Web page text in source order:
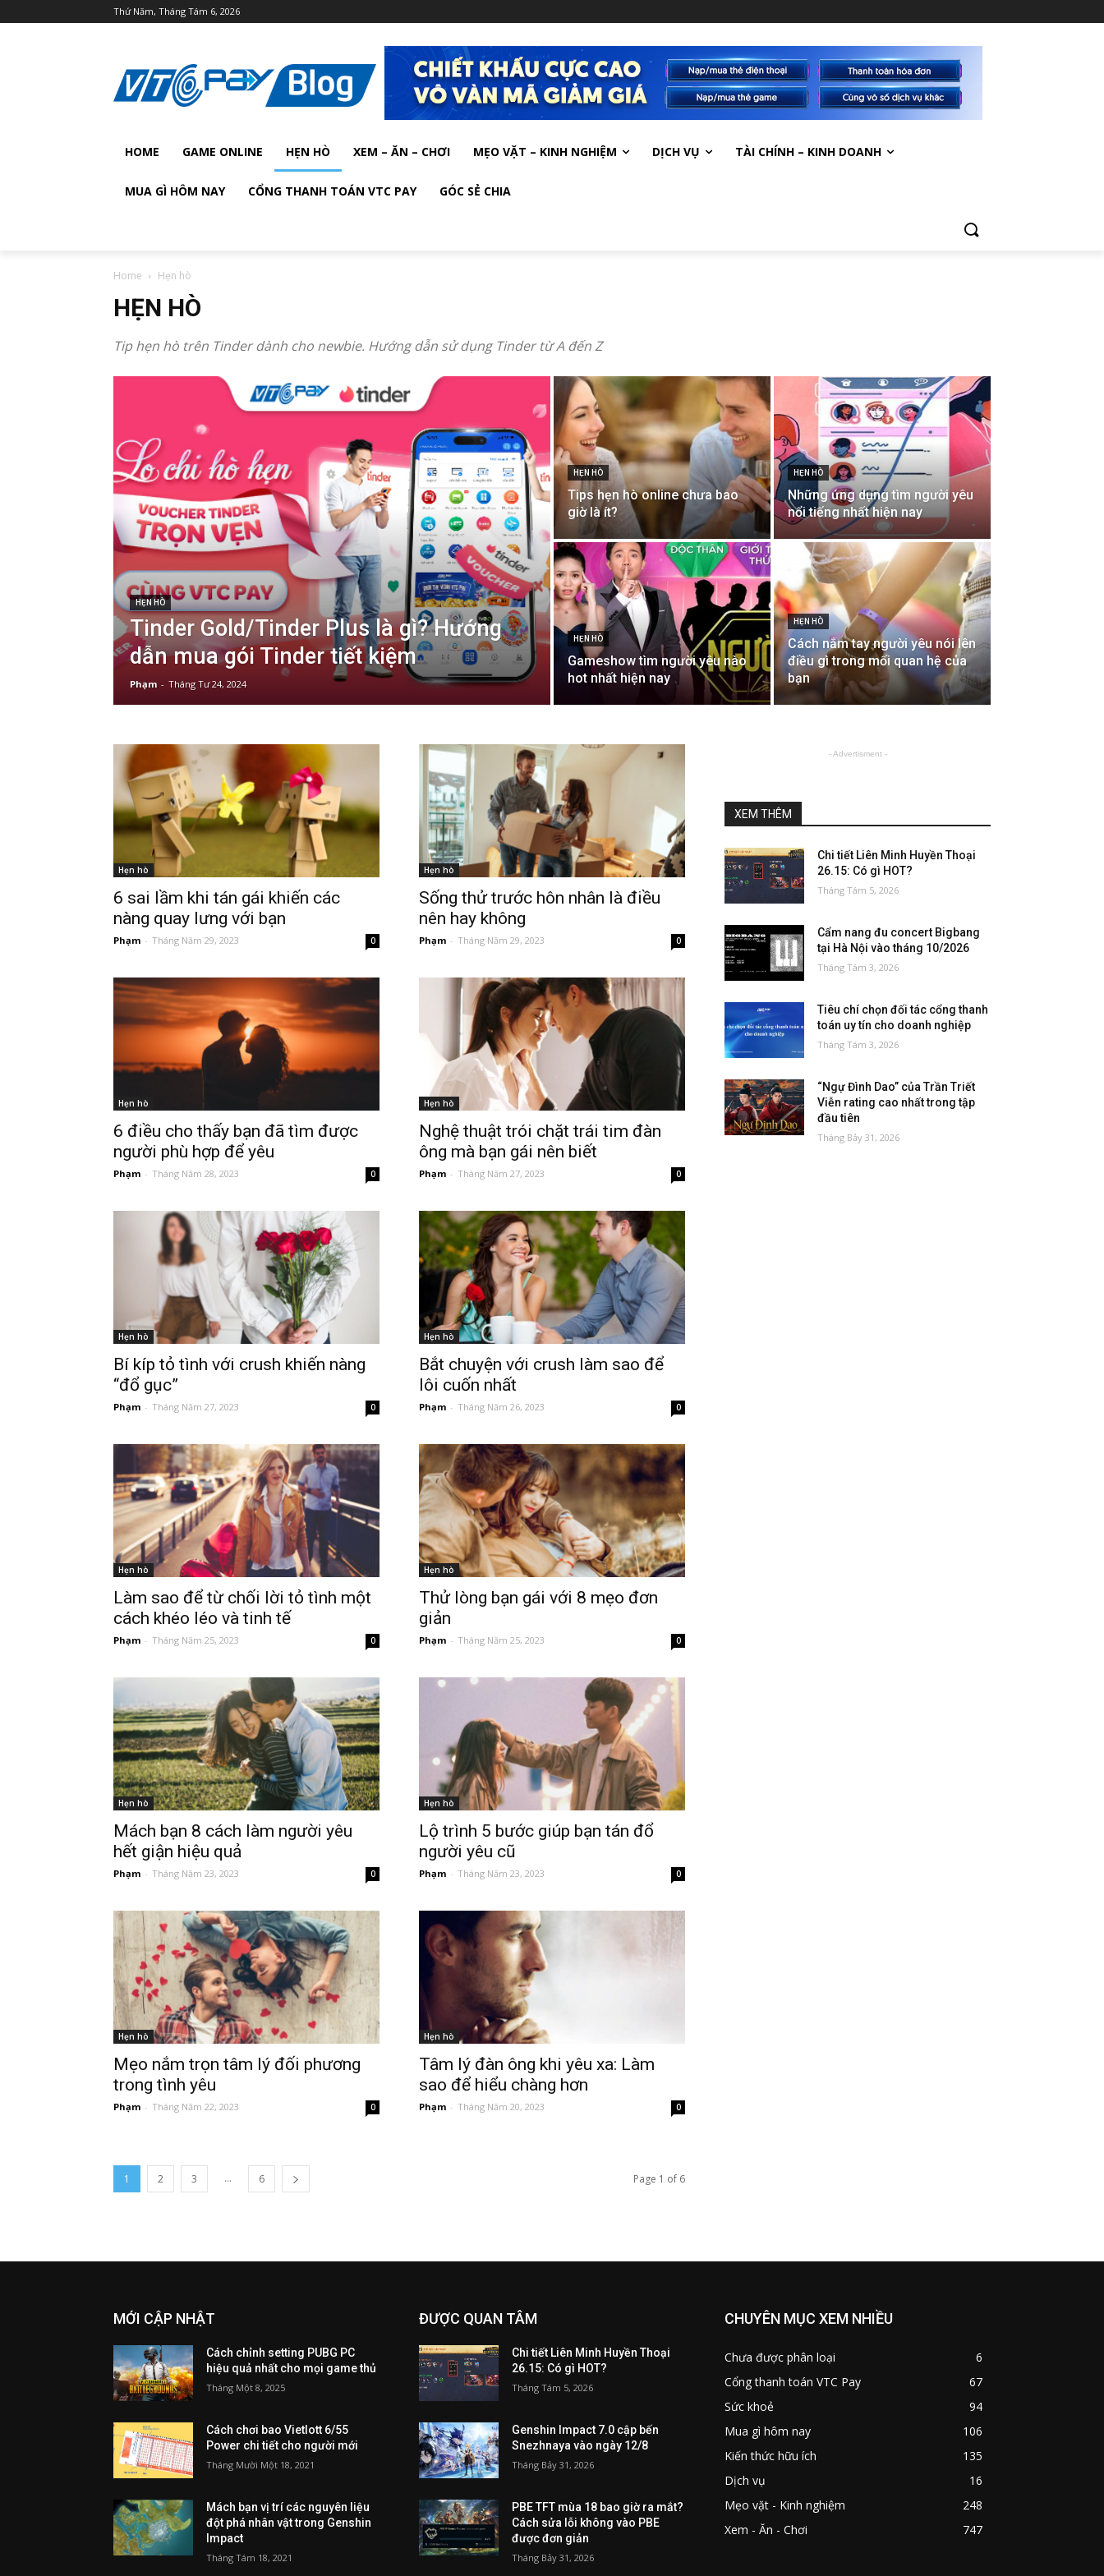
Thứ Năm, Tháng Tám 6, 2026
HOME GAME ONLINE HẸN HÒ XEM – ĂN – CHƠI MẸO VẶT – KINH NGHIỆM DỊCH VỤ TÀI CHÍNH – KINH DOANH
MUA GÌ HÔM NAY CỔNG THANH TOÁN VTC PAY GÓC SẺ CHIA
Home Hẹn hò
HẸN HÒ
Tip hẹn hò trên Tinder dành cho newbie. Hướng dẫn sử dụng Tinder từ A đến Z
HẸN HÒ
Tinder Gold/Tinder Plus là gì? Hướng
dẫn mua gói Tinder tiết kiệm
Phạm - Tháng Tư 24, 2024
HẸN HÒ
Tips hẹn hò online chưa bao
giờ là ít?
HẸN HÒ
Những ứng dụng tìm người yêu
nổi tiếng nhất hiện nay
HẸN HÒ
Gameshow tìm người yêu nào
hot nhất hiện nay
HẸN HÒ
Cách nắm tay người yêu nói lên
điều gì trong mối quan hệ của
bạn
Hẹn hò
6 sai lầm khi tán gái khiến các
nàng quay lưng với bạn
Phạm - Tháng Năm 29, 2023 0
Hẹn hò
Sống thử trước hôn nhân là điều
nên hay không
Phạm - Tháng Năm 29, 2023 0
Hẹn hò
6 điều cho thấy bạn đã tìm được
người phù hợp để yêu
Phạm - Tháng Năm 28, 2023 0
Hẹn hò
Nghệ thuật trói chặt trái tim đàn
ông mà bạn gái nên biết
Phạm - Tháng Năm 27, 2023 0
Hẹn hò
Bí kíp tỏ tình với crush khiến nàng
“đổ gục”
Phạm - Tháng Năm 27, 2023 0
Hẹn hò
Bắt chuyện với crush làm sao để
lôi cuốn nhất
Phạm - Tháng Năm 26, 2023 0
Hẹn hò
Làm sao để từ chối lời tỏ tình một
cách khéo léo và tinh tế
Phạm - Tháng Năm 25, 2023 0
Hẹn hò
Thử lòng bạn gái với 8 mẹo đơn
giản
Phạm - Tháng Năm 25, 2023 0
Hẹn hò
Mách bạn 8 cách làm người yêu
hết giận hiệu quả
Phạm - Tháng Năm 23, 2023 0
Hẹn hò
Lộ trình 5 bước giúp bạn tán đổ
người yêu cũ
Phạm - Tháng Năm 23, 2023 0
Hẹn hò
Mẹo nắm trọn tâm lý đối phương
trong tình yêu
Phạm - Tháng Năm 22, 2023 0
Hẹn hò
Tâm lý đàn ông khi yêu xa: Làm
sao để hiểu chàng hơn
Phạm - Tháng Năm 20, 2023 0
1 2 3 ... 6 Page 1 of 6
- Advertisment -
XEM THÊM
Chi tiết Liên Minh Huyền Thoại
26.15: Có gì HOT?
Tháng Tám 5, 2026
Cẩm nang đu concert Bigbang
tại Hà Nội vào tháng 10/2026
Tháng Tám 3, 2026
Tiêu chí chọn đối tác cổng thanh
toán uy tín cho doanh nghiệp
Tháng Tám 3, 2026
“Ngự Đình Dao” của Trần Triết
Viễn rating cao nhất trong tập
đầu tiên
Tháng Bảy 31, 2026
MỚI CẬP NHẬT
Cách chỉnh setting PUBG PC
hiệu quả nhất cho mọi game thủ
Tháng Một 8, 2025
Cách chơi bao Vietlott 6/55
Power chi tiết cho người mới
Tháng Mười Một 18, 2021
Mách bạn vị trí các nguyên liệu
đột phá nhân vật trong Genshin
Impact
Tháng Tám 18, 2021
ĐƯỢC QUAN TÂM
Chi tiết Liên Minh Huyền Thoại
26.15: Có gì HOT?
Tháng Tám 5, 2026
Genshin Impact 7.0 cập bến
Snezhnaya vào ngày 12/8
Tháng Bảy 31, 2026
PBE TFT mùa 18 bao giờ ra mắt?
Cách sửa lỗi không vào PBE
được đơn giản
Tháng Bảy 31, 2026
CHUYÊN MỤC XEM NHIỀU
Chưa được phân loại
6
Cổng thanh toán VTC Pay
67
Sức khoẻ
94
Mua gì hôm nay
106
Kiến thức hữu ích
135
Dịch vụ
16
Mẹo vặt - Kinh nghiệm
248
Xem - Ăn - Chơi
747